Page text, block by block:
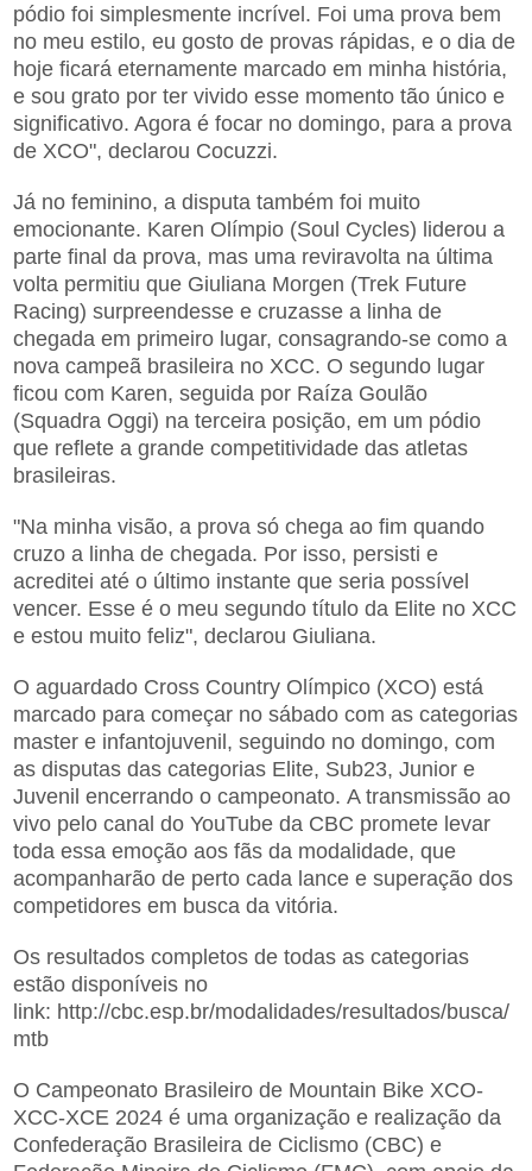
pódio foi simplesmente incrível. Foi uma prova bem
no meu estilo, eu gosto de provas rápidas, e o dia de
hoje ficará eternamente marcado em minha história,
e sou grato por ter vivido esse momento tão único e
significativo. Agora é focar no domingo, para a prova
de XCO", declarou Cocuzzi.
Já no feminino, a disputa também foi muito
emocionante. Karen Olímpio (Soul Cycles) liderou a
parte final da prova, mas uma reviravolta na última
volta permitiu que Giuliana Morgen (Trek Future
Racing) surpreendesse e cruzasse a linha de
chegada em primeiro lugar, consagrando-se como a
nova campeã brasileira no XCC. O segundo lugar
ficou com Karen, seguida por Raíza Goulão
(Squadra Oggi) na terceira posição, em um pódio
que reflete a grande competitividade das atletas
brasileiras.
"Na minha visão, a prova só chega ao fim quando
cruzo a linha de chegada. Por isso, persisti e
acreditei até o último instante que seria possível
vencer. Esse é o meu segundo título da Elite no XCC
e estou muito feliz", declarou Giuliana.
O aguardado Cross Country Olímpico (XCO) está
marcado para começar no sábado com as categorias
master e infantojuvenil, seguindo no domingo, com
as disputas das categorias Elite, Sub23, Junior e
Juvenil encerrando o campeonato. A transmissão ao
vivo pelo canal do YouTube da CBC promete levar
toda essa emoção aos fãs da modalidade, que
acompanharão de perto cada lance e superação dos
competidores em busca da vitória.
Os resultados completos de todas as categorias
estão disponíveis no
link: http://cbc.esp.br/modalidades/resultados/busca/
mtb
O Campeonato Brasileiro de Mountain Bike XCO-
XCC-XCE 2024 é uma organização e realização da
Confederação Brasileira de Ciclismo (CBC) e